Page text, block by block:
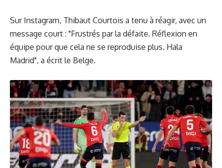
Sur Instagram, Thibaut Courtois a tenu à réagir, avec un
message court : "Frustrés par la défaite. Réflexion en
équipe pour que cela ne se reproduise plus. Hala
Madrid", a écrit le Belge.